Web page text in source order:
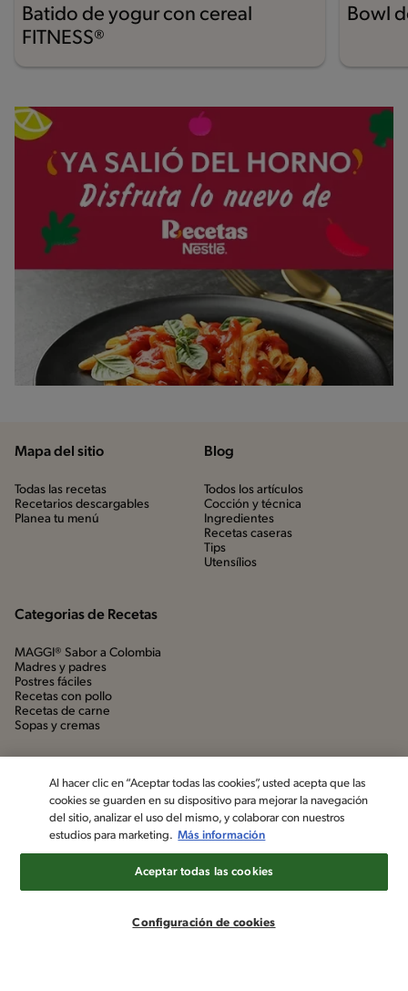
Batido de yogur con cereal
FITNESS®
Bowl
Mapa del sitio
Todas las recetas
Recetarios descargables
Planea tu menú
Blog
Todos los artículos
Cocción y técnica
Ingredientes
Recetas caseras
Tips
Utensílios
Categorias de Recetas
MAGGI® Sabor a Colombia
Madres y padres
Postres fáciles
Recetas con pollo
Recetas de carne
Sopas y cremas
©2022, Nestlé. Marcas registradas por Société dels Produits Nestlé,
Al hacer clic en “Aceptar todas las cookies”, usted acepta que las
cookies se guarden en su dispositivo para mejorar la navegación
del sitio, analizar el uso del mismo, y colaborar con nuestros
estudios para marketing. Más información
Configuración de cookies
Aceptar todas las cookies